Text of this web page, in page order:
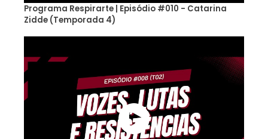
Programa Respirarte | Episódio #010 - Catarina
Zidde (Temporada 4)